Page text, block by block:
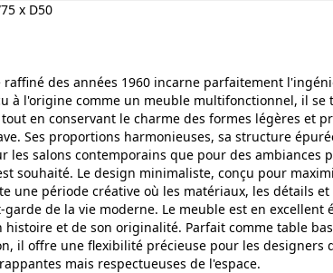
x D50
raffiné des années 1960 incarne parfaitement
à l'origine comme un meuble multifonctionnel, il
en conservant le charme des formes légères et
Ses proportions harmonieuses, sa structure
les salons contemporains que pour des ambiances
souhaité. Le design minimaliste, conçu pour
une période créative où les matériaux, les détails
de la vie moderne. Le meuble est en excellent
histoire et de son originalité. Parfait comme table
il offre une flexibilité précieuse pour les designers
mais respectueuses de l'espace.